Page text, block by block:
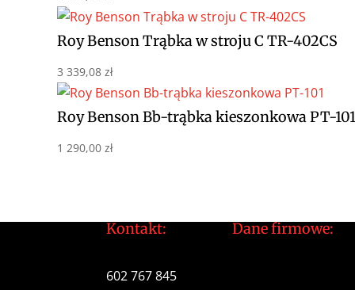
Roy Benson Trąbka w stroju C TR-402CS
3 339,08 zł
Roy Benson Bb-trąbka kieszonkowa PT-101
1 290,00 zł
Kontakt:
602 767 845
Dane firmowe: